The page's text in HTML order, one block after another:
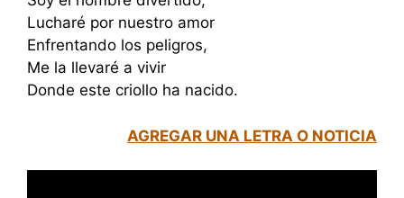
Lucharé por nuestro amor
Enfrentando los peligros,
Me la llevaré a vivir
Donde este criollo ha nacido.
AGREGAR UNA LETRA O NOTICIA